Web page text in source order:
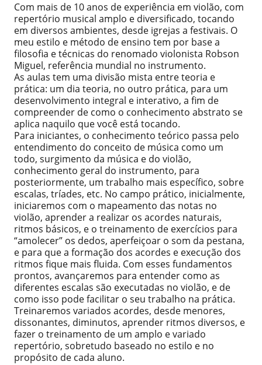
Com mais de 10 anos de experiência em violão, com
repertório musical amplo e diversificado, tocando
em diversos ambientes, desde igrejas a festivais. O
meu estilo e método de ensino tem por base a
filosofia e técnicas do renomado violonista Robson
Miguel, referência mundial no instrumento.
As aulas tem uma divisão mista entre teoria e
prática: um dia teoria, no outro prática, para um
desenvolvimento integral e interativo, a fim de
compreender de como o conhecimento abstrato se
aplica naquilo que você está tocando.
Para iniciantes, o conhecimento teórico passa pelo
entendimento do conceito de música como um
todo, surgimento da música e do violão,
conhecimento geral do instrumento, para
posteriormente, um trabalho mais específico, sobre
escalas, tríades, etc. No campo prático, inicialmente,
iniciaremos com o mapeamento das notas no
violão, aprender a realizar os acordes naturais,
ritmos básicos, e o treinamento de exercícios para
“amolecer” os dedos, aperfeiçoar o som da pestana,
e para que a formação dos acordes e execução dos
ritmos fique mais fluida. Com esses fundamentos
prontos, avançaremos para entender como as
diferentes escalas são executadas no violão, e de
como isso pode facilitar o seu trabalho na prática.
Treinaremos variados acordes, desde menores,
dissonantes, diminutos, aprender ritmos diversos, e
fazer o treinamento de um amplo e variado
repertório, sobretudo baseado no estilo e no
propósito de cada aluno.